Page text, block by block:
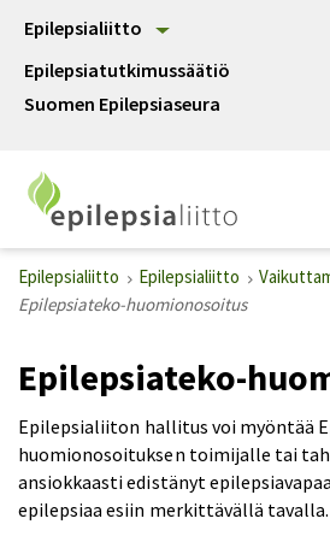
Epilepsialiitto
Epilepsiatutkimussäätiö
Suomen Epilepsiaseura
Epilepsialiitto Epilepsialiitto
Epilepsiateko-huomionosoitus
Epilepsiateko-
Epilepsialiiton hallitus voi myöntää
huomionosoituksen toimijalle tai
ansiokkaasti edistänyt
epilepsiaa esiin merkittävällä tavalla.